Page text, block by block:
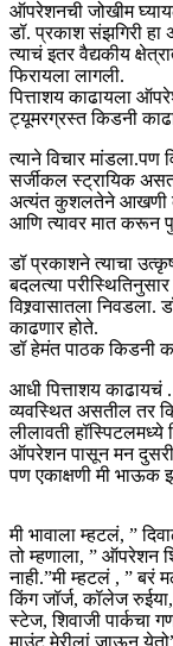
ऑपरेशनची जोखीम
डॉ. प्रकाश संझगिरी हा
त्याचं इतर वैद्यकीय
फिरायला लागली.
पित्ताशय काढायला
ट्यूमरग्रस्त किडनी
त्याने विचार
सर्जीकल स्ट्रायिक
अत्यंत कुशलतेने आखणी
आणि त्यावर मात करून
डॉ प्रकाशने त्याचा
बदलत्या परीस्थितिनुसार
विश्र्वासातला निवडला.
काढणार होते.
डॉ हेमंत पाठक किडनी
आधी पित्ताशय काढायचं
व्यवस्थित असतील तर
लीलावती हॉस्पिटलमध्ये
ऑपरेशन पासून मन
पण एकाक्षणी मी भाऊक
मी भावाला म्हटलं, ”
तो म्हणाला, ” ऑपरेशन
नाही.”मी म्हटलं , ” बरं
किंग जॉर्ज, कॉलेज
स्टेज, शिवाजी पार्कचा
माउंट मेरीलां जाऊन